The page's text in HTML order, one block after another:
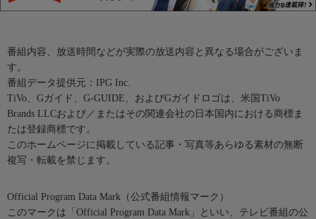
番組内容、放送時間などが実際の放送内容と異なる場合がございま
す。
番組データ提供元：IPG Inc.
TiVo、Gガイド、G-GUIDE、およびGガイドロゴは、米国TiVo
Brands LLCおよび／またはその関連会社の日本国内における商標ま
たは登録商標です。
このホームページに掲載している記事・写真等あらゆる素材の無断
複写・転載を禁じます。
Official Program Data Mark（公式番組情報マーク）
このマークは「Official Program Data Mark」といい、テレビ番組の公